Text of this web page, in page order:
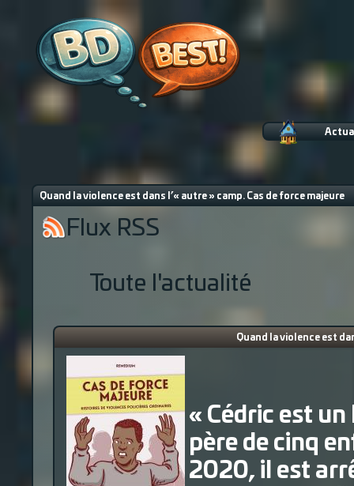
Quand la violence est dans l’« autre » camp. Cas de force majeure
Flux RSS
Toute l'actualité
Quand la violence est
« Cédric est
père de cinq
2020, il est